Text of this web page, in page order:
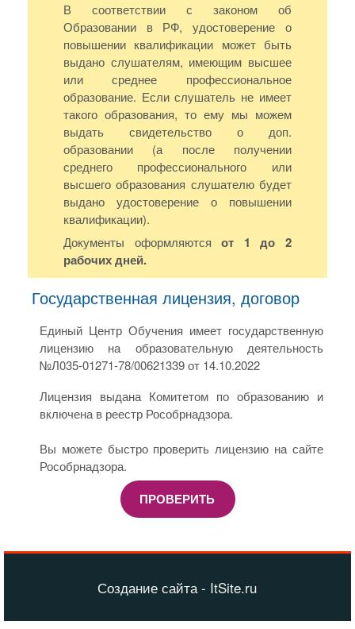
В соответствии с законом об
Образовании в РФ, удостоверение о
повышении квалификации может быть
выдано слушателям, имеющим высшее
или среднее профессиональное
образование. Если слушатель не имеет
такого образования, то ему мы можем
выдать свидетельство о доп.
образовании (а после получении
среднего профессионального или
высшего образования слушателю будет
выдано удостоверение о повышении
квалификации).
Документы оформляютсяот 1 до 2
рабочих дней.
Государственная лицензия, договор
Единый Центр Обучения имеет государственную
лицензию на образовательную деятельность
№Л035-01271-78/00621339 от 14.10.2022
Лицензия выдана Комитетом по образованию и
включена в реестр Рособрнадзора.
Вы можете быстро проверить лицензию на сайте
Рособрнадзора.
ПРОВЕРИТЬ
Создание сайта - ItSite.ru